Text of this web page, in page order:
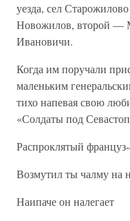
уезда, сел
Новожилов, второй —
Ивановичи.
Когда им поручали
маленьким
тихо напевая свою
«Солдаты под
Распроклятый
Возмутил ты чалму на
Наипаче он налегает